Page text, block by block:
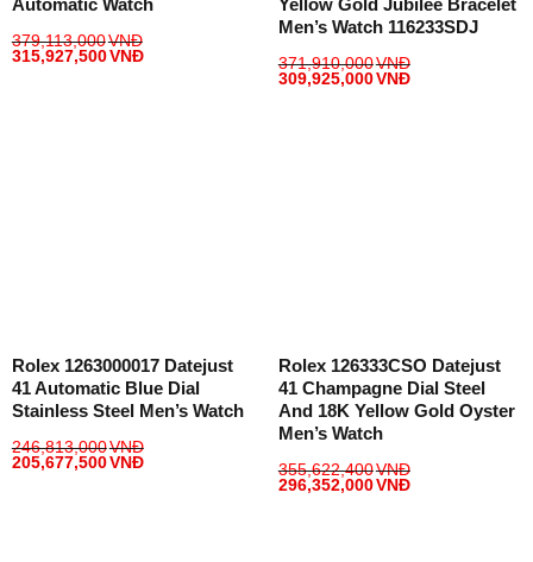
Automatic Watch
379,113,000VNĐ
315,927,500VNĐ
Yellow Gold Jubilee Bracelet
Men’s Watch 116233SDJ
371,910,000VNĐ
309,925,000VNĐ
Rolex 1263000017 Datejust
41 Automatic Blue Dial
Stainless Steel Men’s Watch
246,813,000VNĐ
205,677,500VNĐ
Rolex 126333CSO Datejust
41 Champagne Dial Steel
And 18K Yellow Gold Oyster
Men’s Watch
355,622,400VNĐ
296,352,000VNĐ